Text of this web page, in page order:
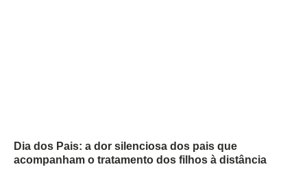
Dia dos Pais: a dor silenciosa dos pais que
acompanham o tratamento dos filhos à distância